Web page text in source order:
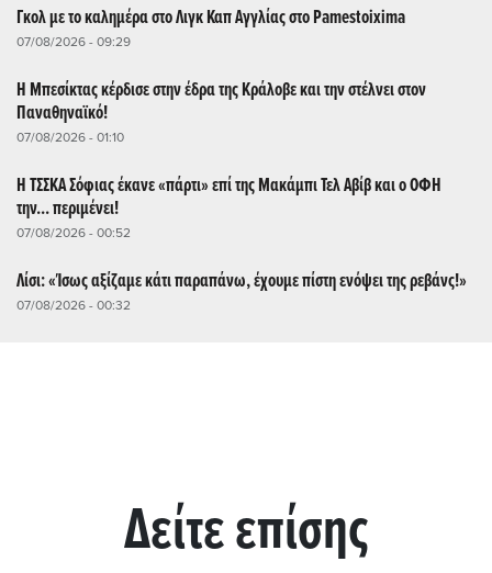
Γκολ με το καλημέρα στο Λιγκ Καπ Αγγλίας στο Pamestoixima
07/08/2026 - 09:29
Η Μπεσίκτας κέρδισε στην έδρα της Κράλοβε και την στέλνει στον
Παναθηναϊκό!
07/08/2026 - 01:10
Η ΤΣΣΚΑ Σόφιας έκανε «πάρτι» επί της Μακάμπι Τελ Αβίβ και ο ΟΦΗ
την... περιμένει!
07/08/2026 - 00:52
Λίσι: «Ίσως αξίζαμε κάτι παραπάνω, έχουμε πίστη ενόψει της ρεβάνς!»
07/08/2026 - 00:32
Δείτε επίσης